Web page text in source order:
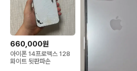
660,000원
아이폰 14프로맥스 128
화이트 뒷판파손